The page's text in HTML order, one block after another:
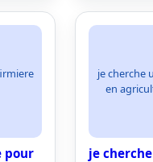
pour
je cherche
en
je